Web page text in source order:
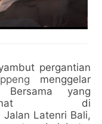
pergantian
menggelar
yang
di
Jalan Latenri Bali,